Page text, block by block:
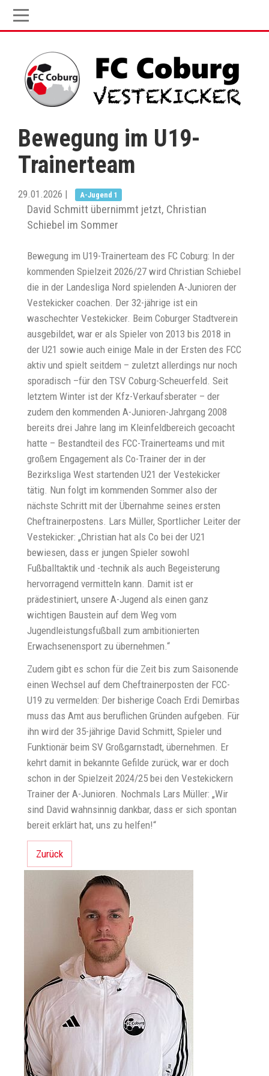
Bewegung im U19-
Trainerteam
29.01.2026 | A-Jugend 1
David Schmitt übernimmt jetzt, Christian
Schiebel im Sommer
Bewegung im U19-Trainerteam des FC Coburg: In der
kommenden Spielzeit 2026/27 wird Christian Schiebel
die in der Landesliga Nord spielenden A-Junioren der
Vestekicker coachen. Der 32-jährige ist ein
waschechter Vestekicker. Beim Coburger Stadtverein
ausgebildet, war er als Spieler von 2013 bis 2018 in
der U21 sowie auch einige Male in der Ersten des FCC
aktiv und spielt seitdem – zuletzt allerdings nur noch
sporadisch –für den TSV Coburg-Scheuerfeld. Seit
letztem Winter ist der Kfz-Verkaufsberater – der
zudem den kommenden A-Junioren-Jahrgang 2008
bereits drei Jahre lang im Kleinfeldbereich gecoacht
hatte – Bestandteil des FCC-Trainerteams und mit
großem Engagement als Co-Trainer der in der
Bezirksliga West startenden U21 der Vestekicker
tätig. Nun folgt im kommenden Sommer also der
nächste Schritt mit der Übernahme seines ersten
Cheftrainerpostens. Lars Müller, Sportlicher Leiter der
Vestekicker: „Christian hat als Co bei der U21
bewiesen, dass er jungen Spieler sowohl
Fußballtaktik und -technik als auch Begeisterung
hervorragend vermitteln kann. Damit ist er
prädestiniert, unsere A-Jugend als einen ganz
wichtigen Baustein auf dem Weg vom
Jugendleistungsfußball zum ambitionierten
Erwachsenensport zu übernehmen.“
Zudem gibt es schon für die Zeit bis zum Saisonende
einen Wechsel auf dem Cheftrainerposten der FCC-
U19 zu vermelden: Der bisherige Coach Erdi Demirbas
muss das Amt aus beruflichen Gründen aufgeben. Für
ihn wird der 35-jährige David Schmitt, Spieler und
Funktionär beim SV Großgarnstadt, übernehmen. Er
kehrt damit in bekannte Gefilde zurück, war er doch
schon in der Spielzeit 2024/25 bei den Vestekickern
Trainer der A-Junioren. Nochmals Lars Müller: „Wir
sind David wahnsinnig dankbar, dass er sich spontan
bereit erklärt hat, uns zu helfen!“
Zurück